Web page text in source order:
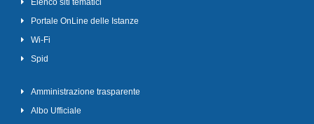
Elenco siti tematici
Portale OnLine delle Istanze
Wi-Fi
Spid
Amministrazione trasparente
Albo Ufficiale